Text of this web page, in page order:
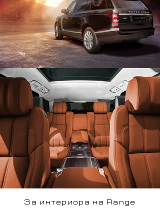
За интериора на Range